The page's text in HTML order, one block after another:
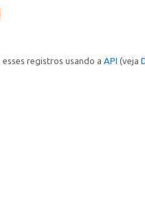
registros usando a API (veja